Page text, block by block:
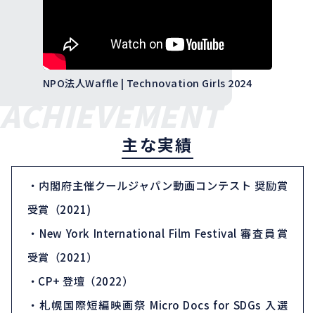
NPO法人Waffle | Technovation Girls 2024
主な実績
・内閣府主催クールジャパン動画コンテスト 奨励賞
受賞（2021)
・New York International Film Festival 審査員賞
受賞（2021）
・CP+ 登壇（2022）
・札幌国際短編映画祭 Micro Docs for SDGs 入選